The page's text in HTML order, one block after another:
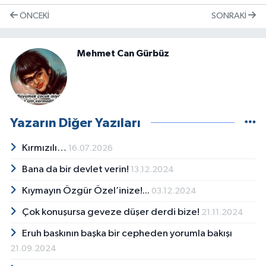
ÖNCEKI SONRAKI
Mehmet Can Gürbüz
Yazarın Diğer Yazıları
Kırmızılı… 16.07.2026
Bana da bir devlet verin! 13.12.2024
Kıymayın Özgür Özel’inize!... 03.12.2024
Çok konuşursa geveze düşer derdi bize! 21.11.2024
Eruh baskının başka bir cepheden yorumla bakışı
21.09.2024